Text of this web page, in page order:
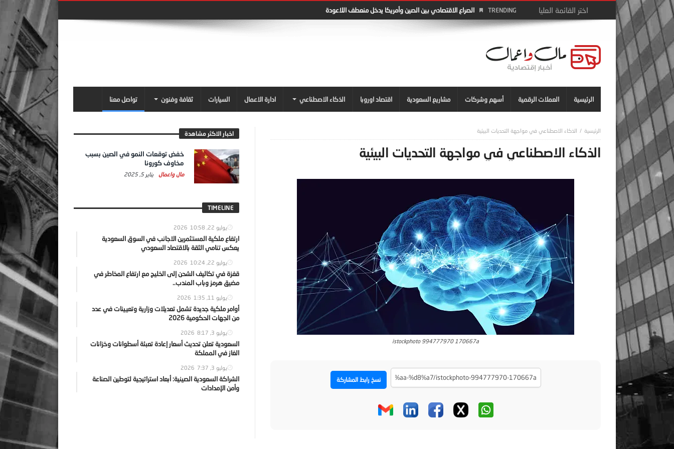
TRENDING الصراع الاقتصادي بين الصين وأمريكا يدخل منعطف اللاعودة
الرئيسية العملات الرقمية أسهم وشركات مشاريع السعودية اقتصاد اوروبا الذكاء الاصطناعي ادارة الاعمال السيارات ثقافة وفنون تواصل معنا
الذكاء الاصطناعي في مواجهة التحديات البيئية
الذكاء الاصطناعي في مواجهة التحديات البيئية
istockphoto 994777970 170667a
نسخ رابط المشاركة
اخبار الاكثر مشاهدة
خفض توقعات النمو في الصين بسبب
مخاوف كورونا
مال واعمال يناير 5, 2025
TIMELINE
يوليو 22, 2026 10:58
ارتفاع ملكية المستثمرين الاجانب في السوق السعودية
يعكس تنامي الثقة بالاقتصاد السعودي
يوليو 22, 2026 10:24
قفزة في تكاليف الشحن إلى الخليج مع ارتفاع المخاطر في
مضيق هرمز وباب المندب..
يوليو 11, 2026 1:35
أوامر ملكية جديدة تشمل تعديلات وزارية وتعيينات في عدد
من الجهات الحكومية 2026
يوليو 3, 2026 8:17
السعودية تعلن تحديث أسعار إعادة تعبئة أسطوانات وخزانات
الغاز في المملكة
يوليو 3, 2026 7:37
الشراكة السعودية الصينية: أبعاد استراتيجية لتوطين الصناعة
وأمن الإمدادات